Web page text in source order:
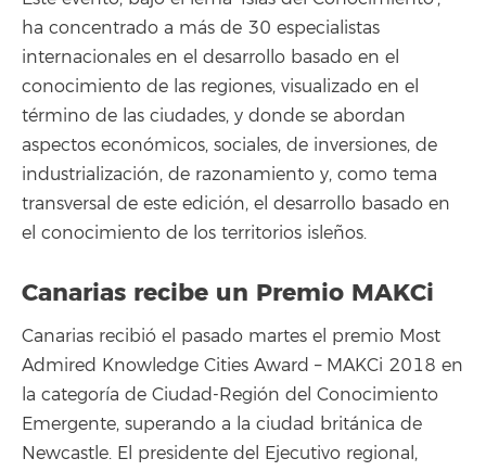
ha concentrado a más de 30 especialistas
internacionales en el desarrollo basado en el
conocimiento de las regiones, visualizado en el
término de las ciudades, y donde se abordan
aspectos económicos, sociales, de inversiones, de
industrialización, de razonamiento y, como tema
transversal de este edición, el desarrollo basado en
el conocimiento de los territorios isleños.
Canarias recibe un Premio MAKCi
Canarias recibió el pasado martes el premio Most
Admired Knowledge Cities Award – MAKCi 2018 en
la categoría de Ciudad-Región del Conocimiento
Emergente, superando a la ciudad británica de
Newcastle. El presidente del Ejecutivo regional,